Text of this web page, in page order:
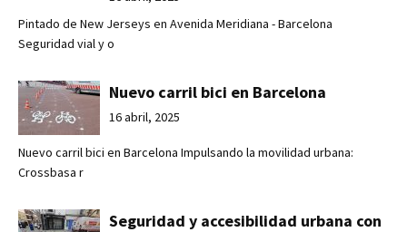
Pintado de New Jerseys en Avenida Meridiana - Barcelona
Seguridad vial y o
Nuevo carril bici en Barcelona
16 abril, 2025
Nuevo carril bici en Barcelona Impulsando la movilidad urbana:
Crossbasa r
Seguridad y accesibilidad urbana con